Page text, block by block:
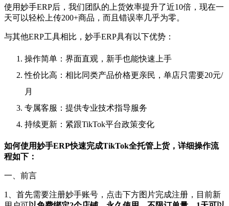
使用妙手ERP后，我们团队的上货效率提升了近10倍，现在一
天可以轻松上传200+商品，而且错误率几乎为零。
与其他ERP工具相比，妙手ERP具有以下优势：
操作简单：界面直观，新手也能快速上手
性价比高：相比同类产品价格更亲民，单店只需要20元/
月
专属客服：提供专业技术指导服务
持续更新：紧跟TikTok平台政策变化
如何使用妙手ERP快速完成TikTok全托管上货，详细操作流
程如下：
一、前言
1、 首先需要注册妙手账号，点击下方图片完成注册，目前新